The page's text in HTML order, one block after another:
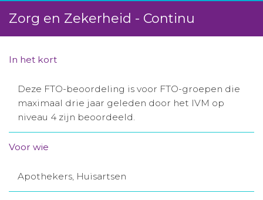
Projecten
Contact
Winkelwagentje
Aanmelden nieuwsbrief
Inloggen
Zorg en Zekerheid - Continu
In het kort
Deze FTO-beoordeling is voor FTO-groepen die
maximaal drie jaar geleden door het IVM op
niveau 4 zijn beoordeeld.
Voor wie
Apothekers, Huisartsen